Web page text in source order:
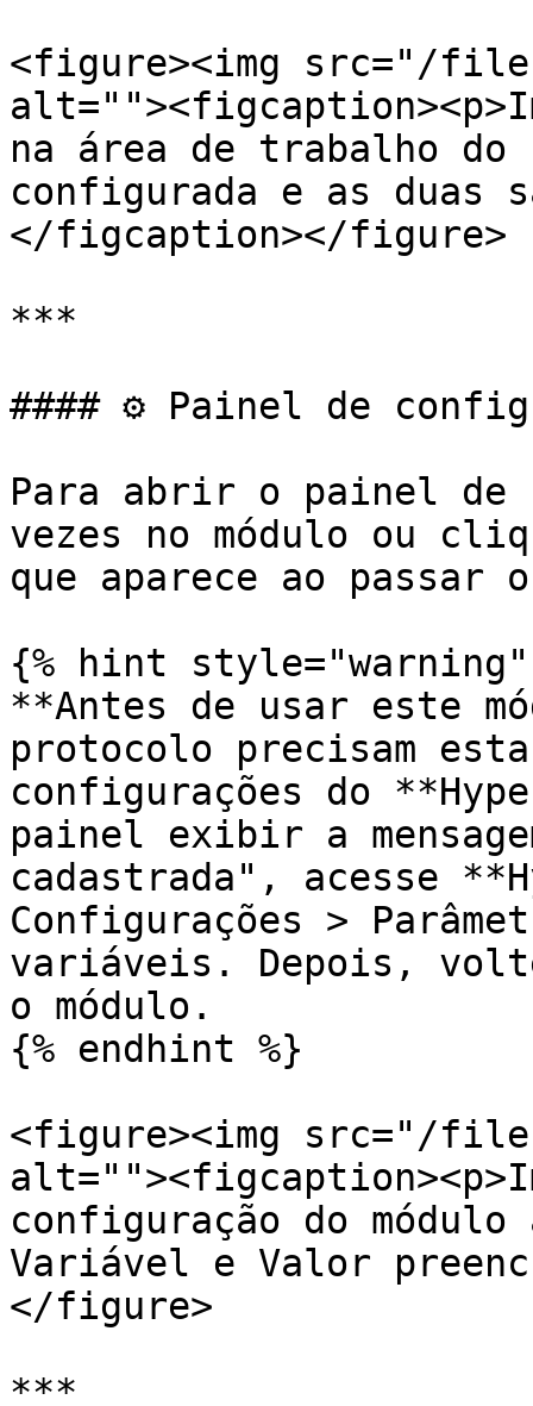
<figure><img src="/files/
na área de trabalho
configurada e as duas
</figcaption></figure>
***
#### ⚙️ Painel de
Para abrir o painel de
vezes no módulo ou
que aparece ao passar
{% hint style="warning"
**Antes de usar este
protocolo precisam
configurações do
painel exibir a
cadastrada", acesse
Configurações >
variáveis. Depois,
o módulo.
{% endhint %}
<figure><img src="/files/
configuração do módulo
Variável e Valor
</figure>
***